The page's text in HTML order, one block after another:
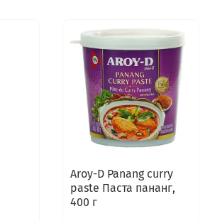
Aroy-D Panang curry
paste Паста пананг,
400 г